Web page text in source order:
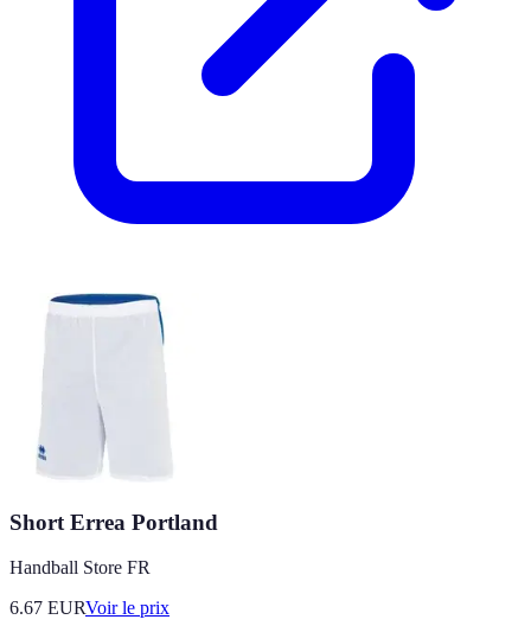
Short Errea Portland
Handball Store FR
6.67 EURVoir le prix